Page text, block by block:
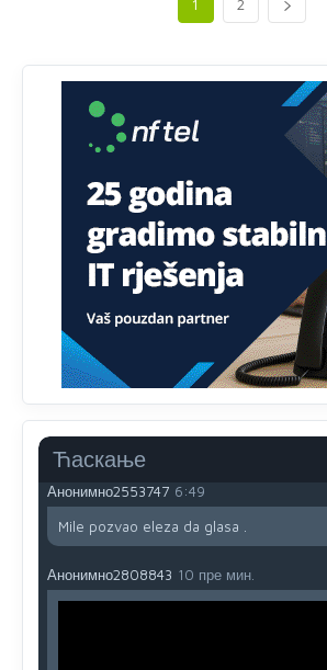
1 2
Ћаскање
јуче
12:45
Kosovo-kome će se vratiti? Gdje je
da brani? A imamo vojsku Kosova kojoj
dobro i da se što bolje opreme
Анонимно2808202
i mi tebi želimo dug život i tešku bolest
Анонимно2808216 јуче 1:42
Akò se prevede...manji umro nego sto
Анонимно2806721 јуче 2:27
Kuniocu ide q u guz...
Анонимно2808843 јуче 6:20
Анонимно2553747 6:49
Mile pozvao eleza da glasa .
Анонимно2808843 10 пре мин.